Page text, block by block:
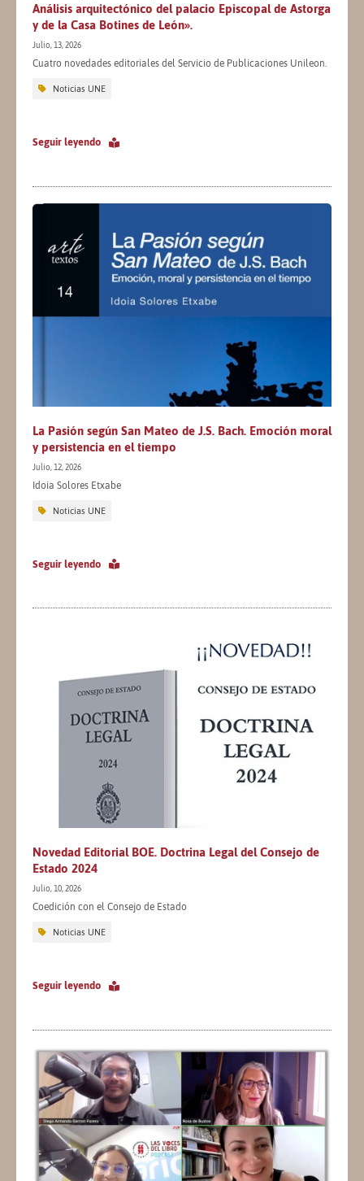
Análisis arquitectónico del palacio Episcopal de Astorga
y de la Casa Botines de León».
Julio, 13, 2026
Cuatro novedades editoriales del Servicio de Publicaciones Unileon.
Noticias UNE
Seguir leyendo
La Pasión según San Mateo de J.S. Bach. Emoción moral
y persistencia en el tiempo
Julio, 12, 2026
Idoia Solores Etxabe
Noticias UNE
Seguir leyendo
Novedad Editorial BOE. Doctrina Legal del Consejo de
Estado 2024
Julio, 10, 2026
Coedición con el Consejo de Estado
Noticias UNE
Seguir leyendo